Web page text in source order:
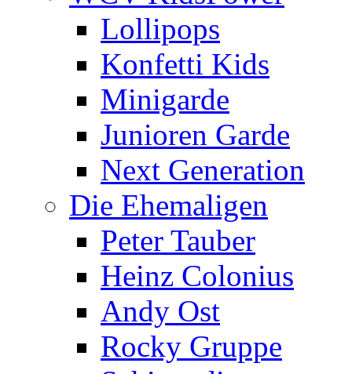
Lollipops
Konfetti Kids
Minigarde
Junioren Garde
Next Generation
Die Ehemaligen
Peter Tauber
Heinz Colonius
Andy Ost
Rocky Gruppe